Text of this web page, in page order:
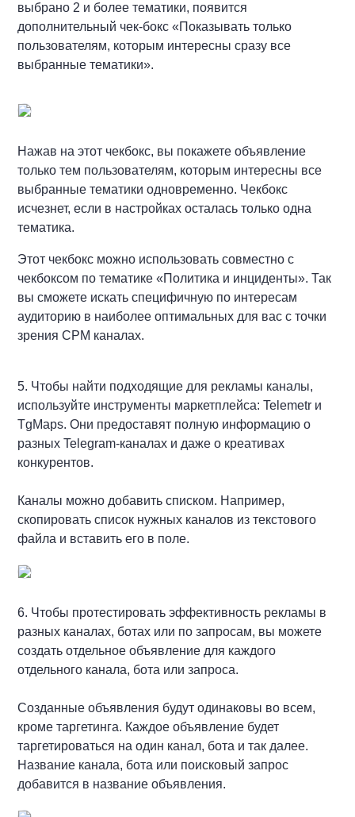
выбрано 2 и более тематики, появится
дополнительный чек-бокс «Показывать только
пользователям, которым интересны сразу все
выбранные тематики».
Нажав на этот чекбокс, вы покажете объявление
только тем пользователям, которым интересны все
выбранные тематики одновременно. Чекбокс
исчезнет, если в настройках осталась только одна
тематика.
Этот чекбокс можно использовать совместно с
чекбоксом по тематике «Политика и инциденты». Так
вы сможете искать специфичную по интересам
аудиторию в наиболее оптимальных для вас с точки
зрения CPM каналах.
5. Чтобы найти подходящие для рекламы каналы,
используйте инструменты маркетплейса: Telemetr и
TgMaps. Они предоставят полную информацию о
разных Telegram-каналах и даже о креативах
конкурентов.
Каналы можно добавить списком. Например,
скопировать список нужных каналов из текстового
файла и вставить его в поле.
6. Чтобы протестировать эффективность рекламы в
разных каналах, ботах или по запросам, вы можете
создать отдельное объявление для каждого
отдельного канала, бота или запроса.
Созданные объявления будут одинаковы во всем,
кроме таргетинга. Каждое объявление будет
таргетироваться на один канал, бота и так далее.
Название канала, бота или поисковый запрос
добавится в название объявления.